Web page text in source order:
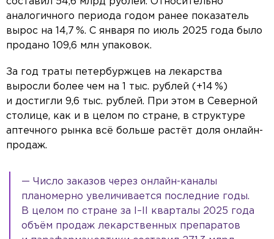
аналогичного периода годом ранее показатель
вырос на 14,7 %. С января по июль 2025 года было
продано 109,6 млн упаковок.
За год траты петербуржцев на лекарства
выросли более чем на 1 тыс. рублей (+14 %)
и достигли 9,6 тыс. рублей. При этом в Северной
столице, как и в целом по стране, в структуре
аптечного рынка всё больше растёт доля онлайн-
продаж.
— Число заказов через онлайн-каналы
планомерно увеличивается последние годы.
В целом по стране за l–ll кварталы 2025 года
объём продаж лекарственных препаратов